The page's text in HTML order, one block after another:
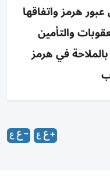
5-7% على عبور هرمز واتفاقها
والتأمين
في هرمز